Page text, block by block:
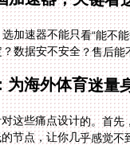
加速器不能只看“能不
数据安不安全？售后
为海外体育迷量
这些痛点设计的。首
延迟最低的节点，让你几